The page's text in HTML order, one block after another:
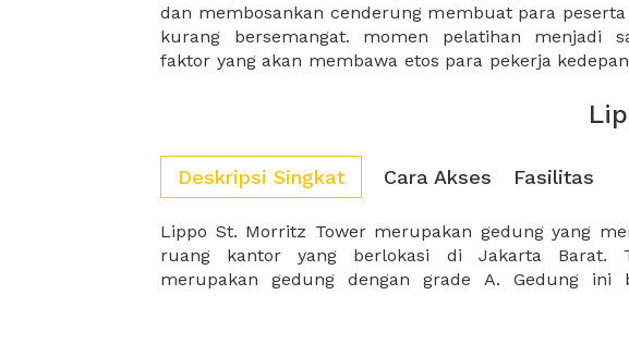
dan membosankan cenderung membuat para
kurang bersemangat. momen pelatihan menjadi
faktor yang akan membawa etos para pekerja
Deskripsi Singkat Cara Akses Fasilitas
Lippo St. Morritz Tower merupakan gedung yang
ruang kantor yang berlokasi di Jakarta Barat.
merupakan gedung dengan grade A. Gedung ini
denga Kantor Walikota Jakarta Barat, Lippo